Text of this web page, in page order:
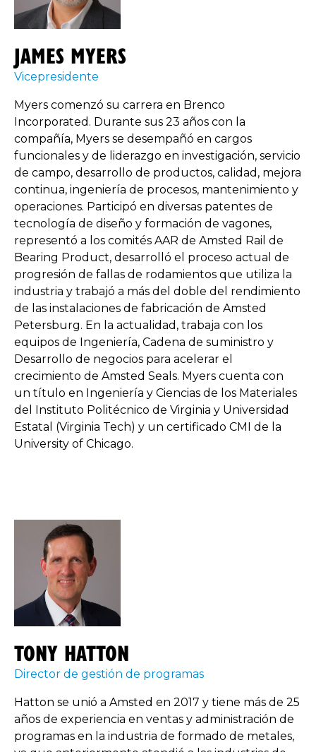
JAMES MYERS
Vicepresidente
Myers comenzó su carrera en Brenco
Incorporated. Durante sus 23 años con la
compañía, Myers se desempañó en cargos
funcionales y de liderazgo en investigación, servicio
de campo, desarrollo de productos, calidad, mejora
continua, ingeniería de procesos, mantenimiento y
operaciones. Participó en diversas patentes de
tecnología de diseño y formación de vagones,
representó a los comités AAR de Amsted Rail de
Bearing Product, desarrolló el proceso actual de
progresión de fallas de rodamientos que utiliza la
industria y trabajó a más del doble del rendimiento
de las instalaciones de fabricación de Amsted
Petersburg. En la actualidad, trabaja con los
equipos de Ingeniería, Cadena de suministro y
Desarrollo de negocios para acelerar el
crecimiento de Amsted Seals. Myers cuenta con
un título en Ingeniería y Ciencias de los Materiales
del Instituto Politécnico de Virginia y Universidad
Estatal (Virginia Tech) y un certificado CMI de la
University of Chicago.
TONY HATTON
Director de gestión de programas
Hatton se unió a Amsted en 2017 y tiene más de 25
años de experiencia en ventas y administración de
programas en la industria de formado de metales,